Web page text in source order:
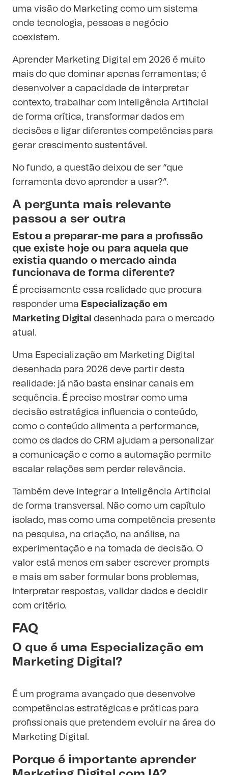
uma visão do Marketing como um sistema
onde tecnologia, pessoas e negócio
coexistem.
Aprender Marketing Digital em 2026 é muito
mais do que dominar apenas ferramentas; é
desenvolver a capacidade de interpretar
contexto, trabalhar com Inteligência Artificial
de forma crítica, transformar dados em
decisões e ligar diferentes competências para
gerar crescimento sustentável.
No fundo, a questão deixou de ser “que
ferramenta devo aprender a usar?”.
A pergunta mais relevante
passou a ser outra
Estou a preparar-me para a profissão
que existe hoje ou para aquela que
existia quando o mercado ainda
funcionava de forma diferente?
É precisamente essa realidade que procura
responder uma Especialização em
Marketing Digital
desenhada para o mercado
atual.
Uma Especialização em Marketing Digital
desenhada para 2026 deve partir desta
realidade: já não basta ensinar canais em
sequência. É preciso mostrar como uma
decisão estratégica influencia o conteúdo,
como o conteúdo alimenta a performance,
como os dados do CRM ajudam a personalizar
a comunicação e como a automação permite
escalar relações sem perder relevância.
Também deve integrar a Inteligência Artificial
de forma transversal. Não como um capítulo
isolado, mas como uma competência presente
na pesquisa, na criação, na análise, na
experimentação e na tomada de decisão. O
valor está menos em saber escrever prompts
e mais em saber formular bons problemas,
interpretar respostas, validar dados e decidir
com critério.
FAQ
O que é uma Especialização em
Marketing Digital?
É um programa avançado que desenvolve
competências estratégicas e práticas para
profissionais que pretendem evoluir na área do
Marketing Digital.
Porque é importante aprender